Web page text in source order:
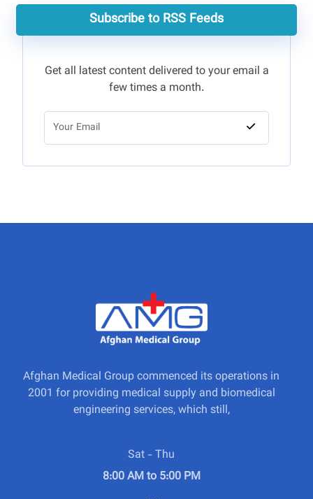
Subscribe to RSS Feeds
Get all latest content delivered to your email a
few times a month.
Afghan Medical Group commenced its operations in
2001 for providing medical supply and biomedical
engineering services, which still,
Sat - Thu
8:00 AM to 5:00 PM